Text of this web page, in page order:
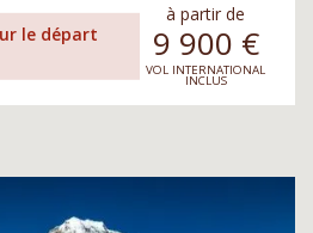
le départ
à partir de
9 900 €
VOL INTERNATIONAL
INCLUS